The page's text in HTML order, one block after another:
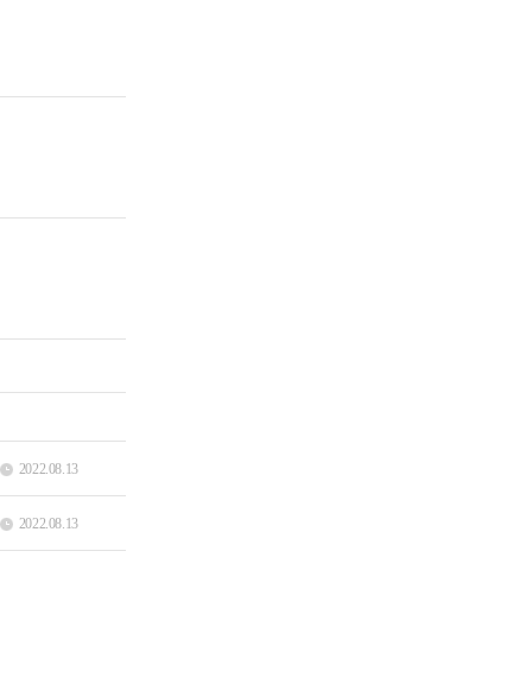
2022.08.13
2022.08.13